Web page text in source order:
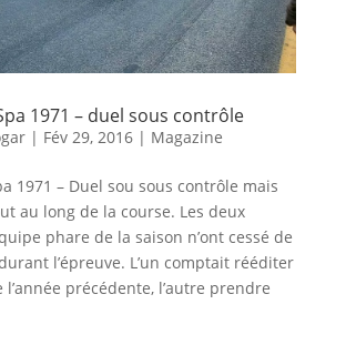
1971 – duel sous contrôle
| Fév 29, 2016| Magazine
1971 – Duel sou sous contrôle mais
au long de la course. Les deux
phare de la saison n’ont cessé de
l’épreuve. L’un comptait rééditer
l’année précédente, l’autre prendre